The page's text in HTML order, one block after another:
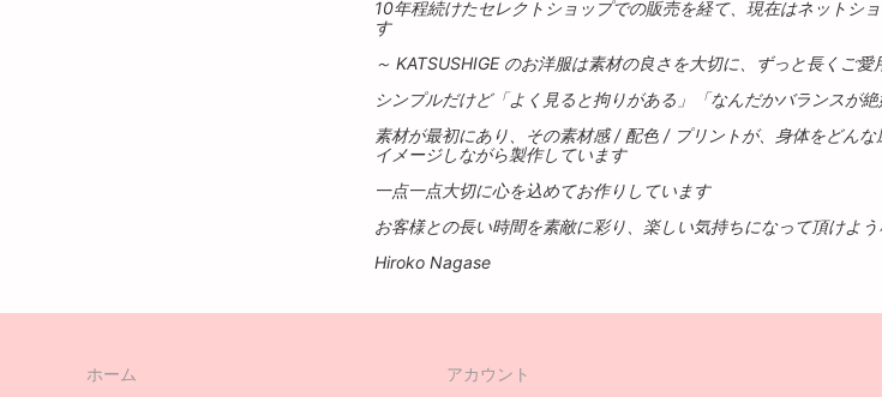
10年程続けたセレクトショップでの販売を経て、現在はネットシ
す
～ KATSUSHIGE のお洋服は素材の良さを大切に、ずっと長くご
シンプルだけど「よく見ると拘りがある」「なんだかバランスが
素材が最初にあり、その素材感 / 配色 / プリントが、身体をどん
イメージしながら製作しています
一点一点大切に心を込めてお作りしています
お客様との長い時間を素敵に彩り、楽しい気持ちになって頂けよ
Hiroko Nagase
ホーム
アカウント